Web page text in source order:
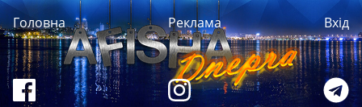
Головна Реклама Вхід